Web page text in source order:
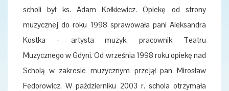
scholi był ks. Adam Kołkiewicz. Opiekę od strony
muzycznej do roku 1998 sprawowała pani Aleksandra
Kostka - artysta muzyk, pracownik Teatru
Muzycznego w Gdyni. Od września 1998 roku opiekę nad
Scholą w zakresie muzycznym przejął pan Mirosław
Fedorowicz. W październiku 2003 r. schola otrzymała